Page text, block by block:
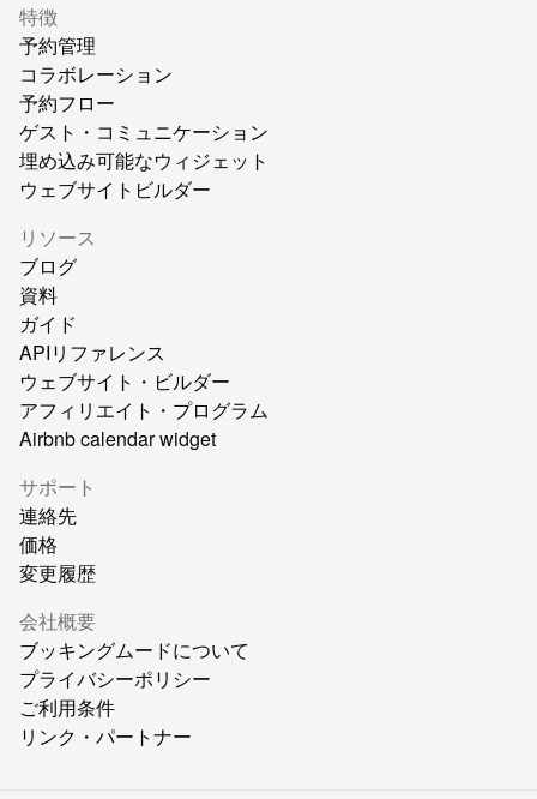
特徴
予約管理
コラボレーション
予約フロー
ゲスト・コミュニケーション
埋め込み可能なウィジェット
ウェブサイトビルダー
リソース
ブログ
資料
ガイド
APIリファレンス
ウェブサイト・ビルダー
アフィリエイト・プログラム
Airbnb calendar widget
サポート
連絡先
価格
変更履歴
会社概要
ブッキングムードについて
プライバシーポリシー
ご利用条件
リンク・パートナー